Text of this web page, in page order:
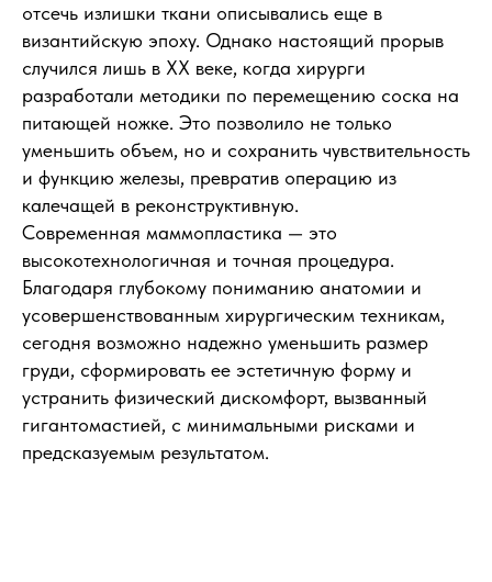
отсечь излишки ткани описывались еще в
византийскую эпоху. Однако настоящий прорыв
случился лишь в XX веке, когда хирурги
разработали методики по перемещению соска на
питающей ножке. Это позволило не только
уменьшить объем, но и сохранить чувствительность
и функцию железы, превратив операцию из
калечащей в реконструктивную.
Современная маммопластика — это
высокотехнологичная и точная процедура.
Благодаря глубокому пониманию анатомии и
усовершенствованным хирургическим техникам,
сегодня возможно надежно уменьшить размер
груди, сформировать ее эстетичную форму и
устранить физический дискомфорт, вызванный
гигантомастией, с минимальными рисками и
предсказуемым результатом.